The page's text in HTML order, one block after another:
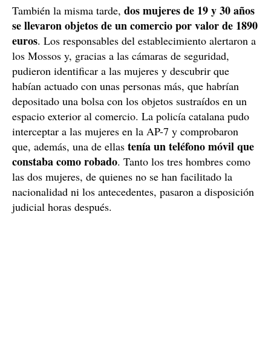
También la misma tarde, dos mujeres de 19 y 30 años
se llevaron objetos de un comercio por valor de 1890
euros. Los responsables del establecimiento alertaron a
los Mossos y, gracias a las cámaras de seguridad,
pudieron identificar a las mujeres y descubrir que
habían actuado con unas personas más, que habrían
depositado una bolsa con los objetos sustraídos en un
espacio exterior al comercio. La policía catalana pudo
interceptar a las mujeres en la AP-7 y comprobaron
que, además, una de ellas tenía un teléfono móvil que
constaba como robado. Tanto los tres hombres como
las dos mujeres, de quienes no se han facilitado la
nacionalidad ni los antecedentes, pasaron a disposición
judicial horas después.